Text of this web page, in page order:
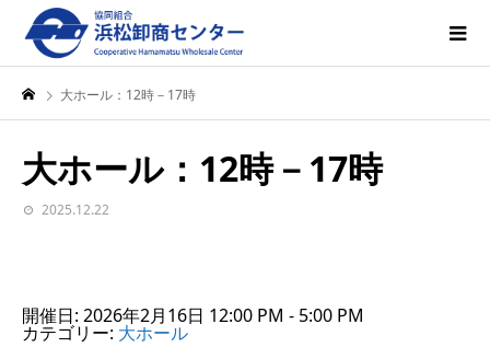
大ホール：12時－17時
大ホール：12時－17時
2025.12.22
開催日: 2026年2月16日 12:00 PM - 5:00 PM
カテゴリー: 大ホール